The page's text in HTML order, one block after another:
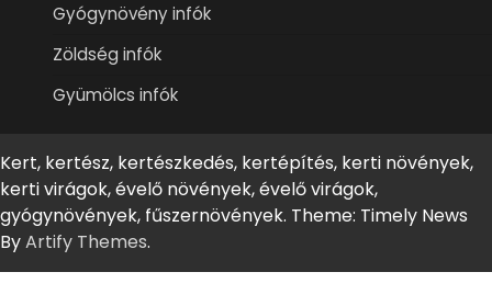
Gyógynövény infók
Zöldség infók
Gyümölcs infók
Kert, kertész, kertészkedés, kertépítés, kerti növények,
kerti virágok, évelő növények, évelő virágok,
gyógynövények, fűszernövények. Theme: Timely News
ByArtify Themes.